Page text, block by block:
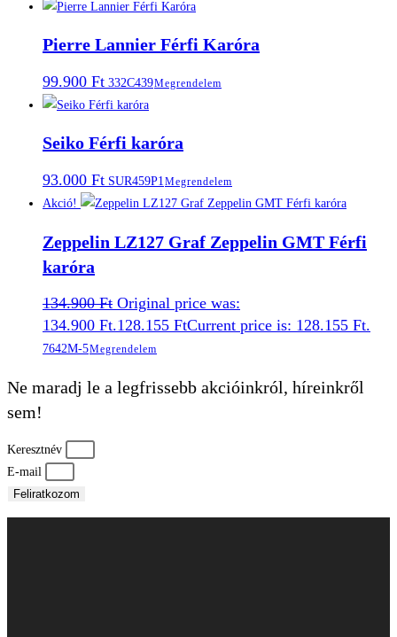
Pierre Lannier Férfi Karóra
99.900 Ft 332C439Megrendelem
Seiko Férfi karóra
93.000 Ft SUR459P1 Megrendelem
Akció!
Zeppelin LZ127 Graf Zeppelin GMT Férfi
karóra
134.900Ft Original price was:
134.900 Ft.128.155 FtCurrent price is: 128.155 Ft.
7642M-5Megrendelem
Ne maradj le a legfrissebb akcióinkról, híreinkről
sem!
Keresztnév
E-mail
Feliratkozom